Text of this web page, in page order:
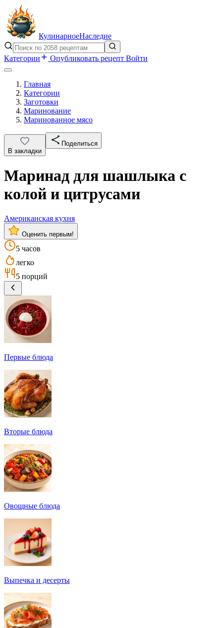
КулинарноеНаследие
Категории Опубликовать рецепт Войти
Главная
Категории
Заготовки
Маринование
Маринованное мясо
В закладки
Поделиться
Маринад для шашлыка с
колой и цитрусами
Американская кухня
Оценить первым!
5 часов
легко
5 порций
Первые блюда
Вторые блюда
Овощные блюда
Выпечка и десерты